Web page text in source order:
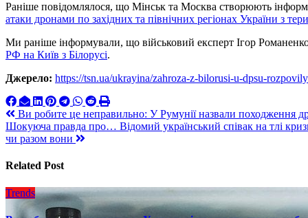
Раніше повідомлялося, що Мінськ та Москва створюють
атаки дронами по західних та північних регіонах України з
Ми раніше інформували, що військовий експерт Ігор
РФ на Київ з Білорусі.
Джерело: https://tsn.ua/ukrayina/zahroza-z-bilorusi-u-dpsu-
Навигация
по
Ви робите це неправильно: У Румунії назвали походження
Шокуюча правда про… Відомий український співак на тлі
чи разом вони
Related Post
Trends